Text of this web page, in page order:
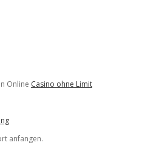
Online Casino ohne Limit
anfangen.